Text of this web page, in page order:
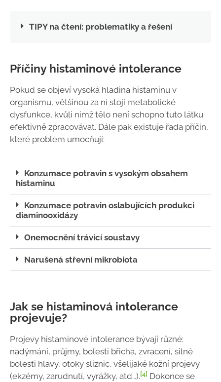
TIPY na čtení: problematiky a řešení
Příčiny histaminové intolerance
Pokud se objeví vysoká hladina histaminu v
organismu, většinou za ní stojí metabolické
dysfunkce, kvůli nimž tělo není schopno tuto látku
efektivně zpracovávat. Dále pak existuje řada příčin,
které problém umocňují:
Konzumace potravin s vysokým obsahem
histaminu
Konzumace potravin oslabujících produkci
diaminooxidázy
Onemocnění trávicí soustavy
Narušená střevní mikrobiota
Jak se histaminová intolerance
projevuje?
Projevy histaminové intolerance bývají různé:
nadýmání, průjmy, bolesti břicha, zvracení, silné
bolesti hlavy, otoky sliznic, všelijaké kožní projevy
(ekzémy, zarudnutí, vyrážky, atd…). [4] Dokonce se